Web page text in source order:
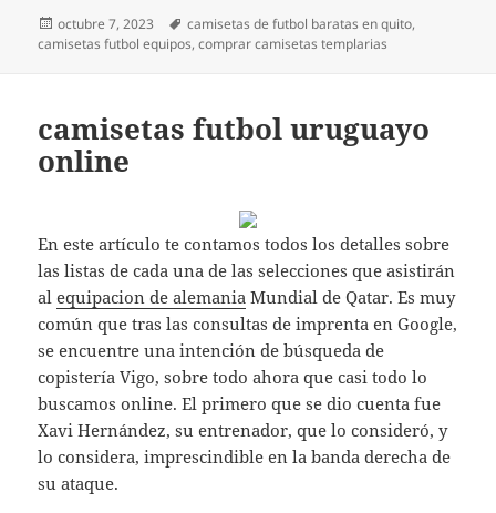
Publicado
el
octubre 7, 2023 Etiquetas
camisetas de futbol baratas en quito,
camisetas futbol equipos,comprar camisetas templarias
camisetas futbol uruguayo
online
En este artículo te contamos todos los detalles sobre
las listas de cada una de las selecciones que asistirán
alequipacion de alemania Mundial de Qatar. Es muy
común que tras las consultas de imprenta en Google,
se encuentre una intención de búsqueda de
copistería Vigo, sobre todo ahora que casi todo lo
buscamos online. El primero que se dio cuenta fue
Xavi Hernández, su entrenador, que lo consideró, y
lo considera, imprescindible en la banda derecha de
su ataque.